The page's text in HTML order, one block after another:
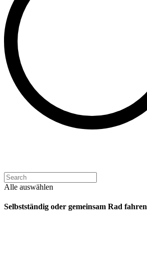
Alle auswählen
Selbstständig oder gemeinsam Rad fahren